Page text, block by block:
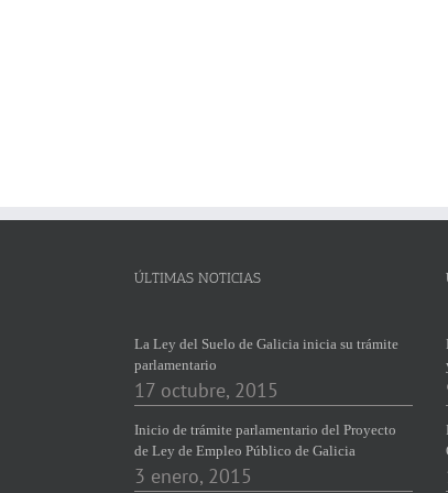
ÚLTIMAS NOTICIAS
La Ley del Suelo de Galicia inicia su trámite
parlamentario
17 octubre, 2015
Inicio de trámite parlamentario del Proyecto
de Ley de Empleo Público de Galicia
3 enero, 2015